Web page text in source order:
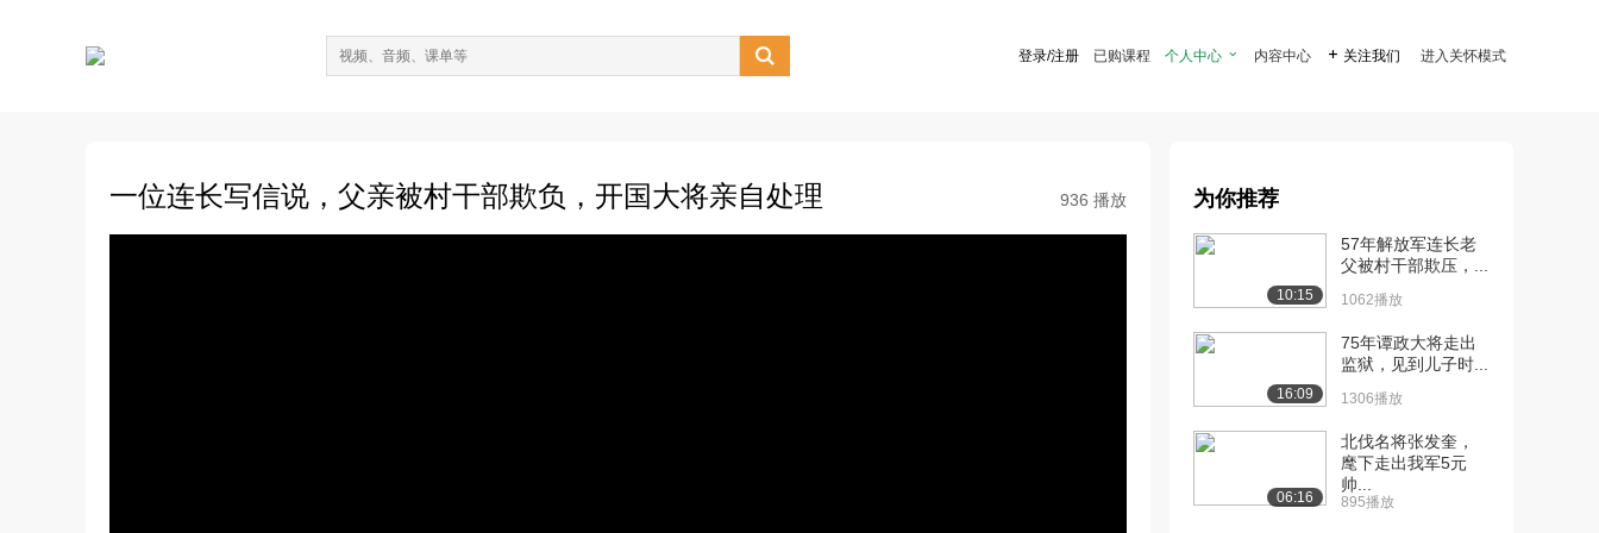
 登录/注册 已购课程 个人中心  内容中心  关注我们 进入关怀模式
一位连长写信说，父亲被村干部欺负，开国大将亲自处理 936 播放 为你推荐
10:15
57年解放军连长老
父被村干部欺压，...
1062播放
16:09
75年谭政大将走出
监狱，见到儿子时...
1306播放
06:16
北伐名将张发奎，
麾下走出我军5元
帅...
895播放